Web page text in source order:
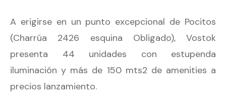
A erigirse en un punto excepcional de Pocitos
(Charrúa 2426 esquina Obligado), Vostok
presenta 44 unidades con estupenda
iluminación y más de 150 mts2 de amenities a
precios lanzamiento.